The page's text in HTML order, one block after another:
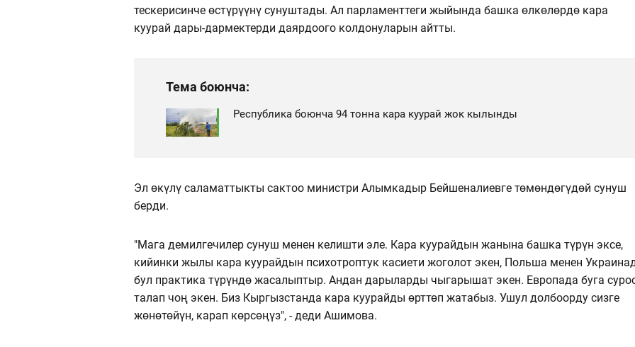
тескерисинче өстүрүүнү сунуштады. Ал парламенттеги жыйында башка өлкөлөрдө кара
куурай дары-дармектерди даярдоого колдонуларын айтты.
Тема боюнча:
Республика боюнча 94 тонна кара куурай жок кылынды
Эл өкүлү саламаттыкты сактоо министри Алымкадыр Бейшеналиевге төмөндөгүдөй сунуш
берди.
"Мага демилгечилер сунуш менен келишти эле. Кара куурайдын жанына башка түрүн эксе,
кийинки жылы кара куурайдын психотроптук касиети жоголот экен, Польша менен
бул практика түрүндө жасалыптыр. Андан дарыларды чыгарышат экен. Европада буга
талап чоң экен. Биз Кыргызстанда кара куурайды өрттөп жатабыз. Ушул долбоорду сизге
жөнөтөйүн, карап көрсөңүз", - деди Ашимова.